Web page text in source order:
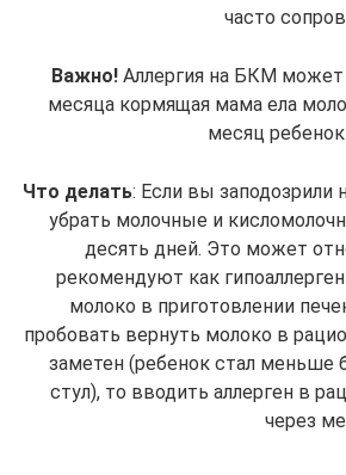
часто
Важно! Аллергия на БКМ может
месяца кормящая мама ела
месяц
Что делать: Если вы заподозрили
убрать молочные и
десять дней. Это может
рекомендуют как
молоко в приготовлении
пробовать вернуть молоко в
заметен (ребенок стал меньше
стул), то вводить аллерген в
через